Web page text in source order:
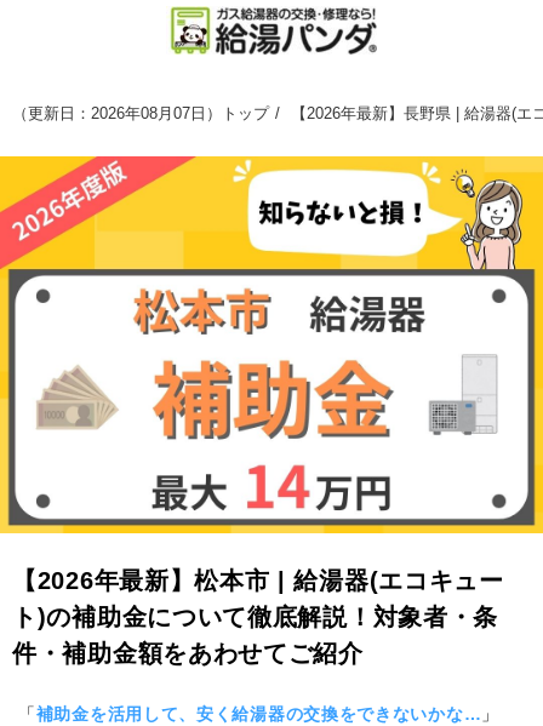
（更新日：2026年08月07日 ） トップ 【2026年最新】長野県 | 給湯器(
【2026年最新】松本市 | 給湯器(エコキュー
ト)の補助金について徹底解説！対象者・条
件・補助金額をあわせてご紹介
「補助金を活用して、安く給湯器の交換をできないかな… 」